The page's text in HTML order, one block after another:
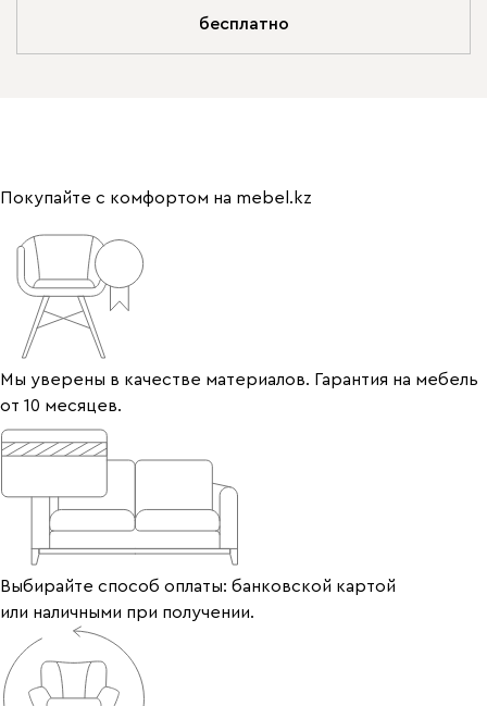
бесплатно
Покупайте с комфортом на mebel.kz
Мы уверены в качестве материалов. Гарантия на мебель
от 10 месяцев.
Выбирайте способ оплаты: банковской картой
или наличными при получении.